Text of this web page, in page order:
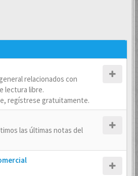
relacionados con
lectura libre.
regístrese gratuitamente.
las últimas notas del